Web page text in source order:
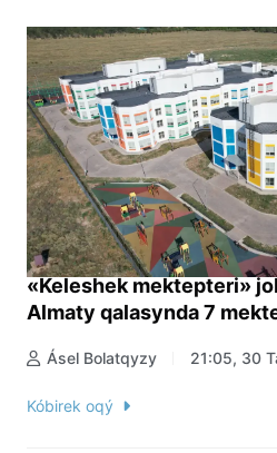
«Keleshek mektepteri»
Almaty qalasynda 7
Ásel Bolatqyzy 21:05, 30
Kóbirek oqý